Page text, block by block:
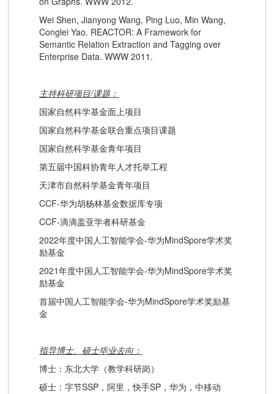
Wei Shen, Jianyong Wang, Ping Luo, Min Wang,
Conglei Yao. REACTOR: A Framework for
Semantic Relation Extraction and Tagging over
Enterprise Data. WWW 2011.
主持科研项目/课题：
国家自然科学基金面上项目
国家自然科学基金联合重点项目课题
国家自然科学基金青年项目
第五届中国科协青年人才托举工程
天津市自然科学基金青年项目
CCF-华为胡杨林基金数据库专项
CCF-滴滴盖亚学者科研基金
2022年度中国人工智能学会-华为MindSpore学术奖
励基金
2021年度中国人工智能学会-华为MindSpore学术奖
励基金
首届中国人工智能学会-华为MindSpore学术奖励基
金
指导博士、硕士毕业去向：
博士：东北大学（教学科研岗）
硕士：字节SSP，阿里，快手SP，华为，中移动